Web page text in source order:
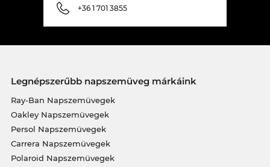
+36 1 701 3855
Legnépszerűbb napszemüveg márkáink
Ray-Ban Napszemüvegek
Oakley Napszemüvegek
Persol Napszemüvegek
Carrera Napszemüvegek
Polaroid Napszemüvegek